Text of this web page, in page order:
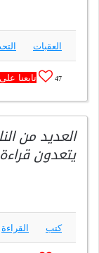
العقبات
47 تابعنا
العديد من
يتعدون
كتب القراءة